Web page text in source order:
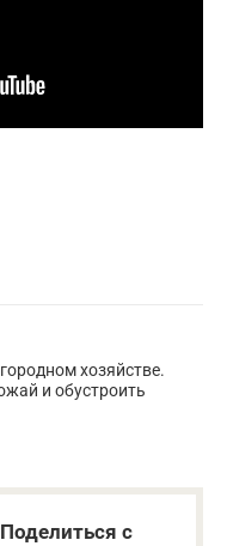
хозяйстве.
и обустроить
с